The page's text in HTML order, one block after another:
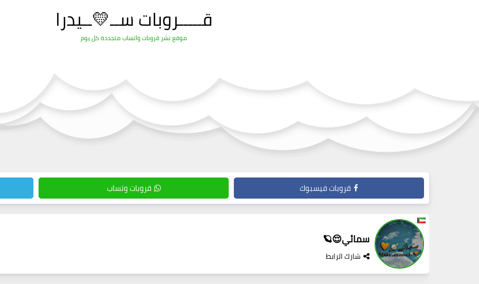
قـــــروبات ســ💛ــيدرا
موقع نشر قروبات واتساب متجددة كل يوم
قروبات فيسبوك قروبات وتساب
سمائي😌🪐
شارك الرابط